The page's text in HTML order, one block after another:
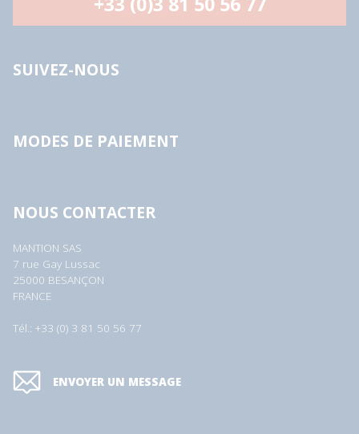
SUIVEZ-NOUS
MODES DE PAIEMENT
NOUS CONTACTER
MANTION SAS
7 rue Gay Lussac
25000 BESANÇON
FRANCE
Tél.: +33 (0) 3 81 50 56 77
ENVOYER UN MESSAGE